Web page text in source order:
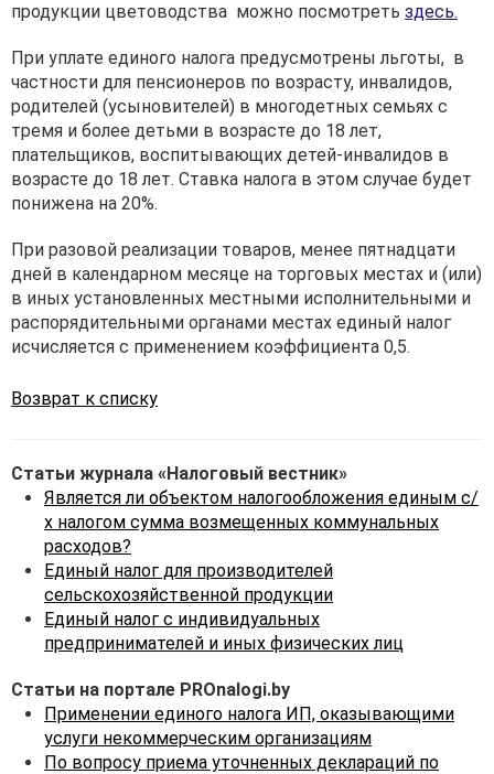
продукции цветоводства можно посмотреть здесь.
При уплате единого налога предусмотрены льготы, в
частности для пенсионеров по возрасту, инвалидов,
родителей (усыновителей) в многодетных семьях с
тремя и более детьми в возрасте до 18 лет,
плательщиков, воспитывающих детей-инвалидов в
возрасте до 18 лет. Ставка налога в этом случае будет
понижена на 20%.
При разовой реализации товаров, менее пятнадцати
дней в календарном месяце на торговых местах и (или)
в иных установленных местными исполнительными и
распорядительными органами местах единый налог
исчисляется с применением коэффициента 0,5.
Возврат к списку
Статьи журнала «Налоговый вестник»
Является ли объектом налогообложения единым с/
х налогом сумма возмещенных коммунальных
расходов?
Единый налог для производителей
сельскохозяйственной продукции
Единый налог с индивидуальных
предпринимателей и иных физических лиц
Статьи на портале PROnalogi.by
Применении единого налога ИП, оказывающими
услуги некоммерческим организациям
По вопросу приема уточненных деклараций по